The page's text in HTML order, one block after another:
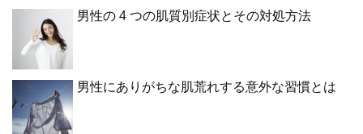
男性の 4 つの肌質別症状とその対処方法
男性にありがちな肌荒れする意外な習慣とは